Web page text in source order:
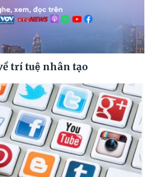
trí tuệ nhân tạo